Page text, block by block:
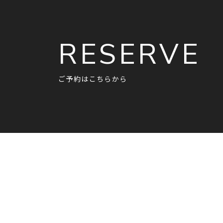
RESERVE
ご予約はこちらから